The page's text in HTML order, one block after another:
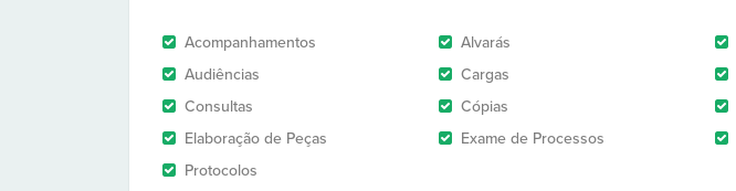
Acompanhamentos Alvarás
Audiências
Cargas
Consultas
Cópias
Elaboração de Peças
Exame de Processos
Protocolos